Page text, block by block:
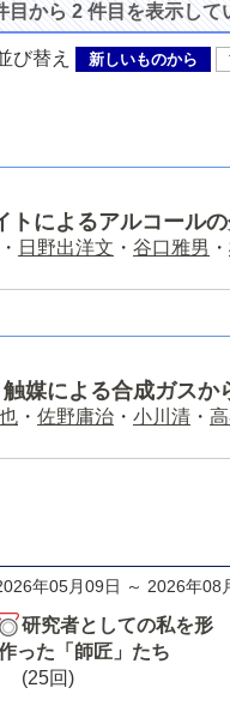
目から 2 件目を表示して
替え 新しいものから
トによるアルコール
・ 日野出洋文 ・ 谷口雅男 ・
媒による合成ガスか
・ 佐野庸治 ・ 小川清 ・
年05月09日 ～ 2026年08
研究者としての私を形
った「師匠」たち
(25回)